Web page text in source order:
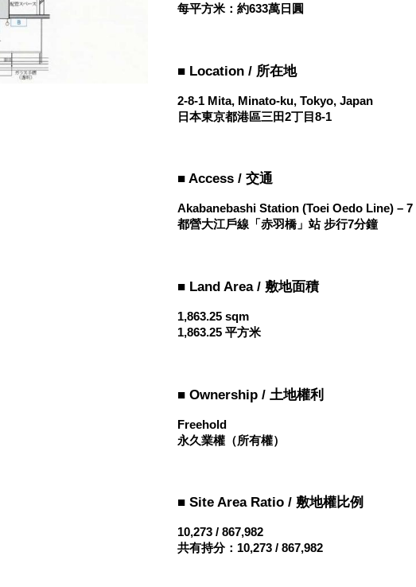
每平方米：約633萬日圓
■ Location / 所在地
2-8-1 Mita, Minato-ku, Tokyo, Japan
日本東京都港區三田2丁目8-1
■ Access / 交通
Akabanebashi Station (Toei Oedo Line) –
都營大江戶線「赤羽橋」站 步行7分鐘
■ Land Area / 敷地面積
1,863.25 sqm
1,863.25 平方米
■ Ownership / 土地權利
Freehold
永久業權（所有權）
■ Site Area Ratio / 敷地權比例
10,273 / 867,982
共有持分：10,273 / 867,982